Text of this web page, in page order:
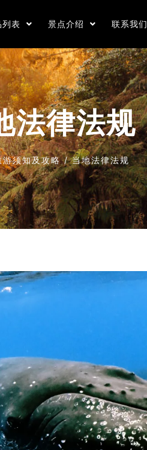
列表 景点介绍 联系我们
法律法规
游须知及攻略/当地法律法规